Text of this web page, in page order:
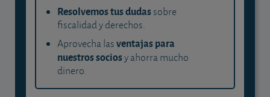
Resolvemos tus dudassobre
fiscalidad y derechos.
Aprovecha lasventajas para
nuestros sociosy ahorra mucho
dinero.